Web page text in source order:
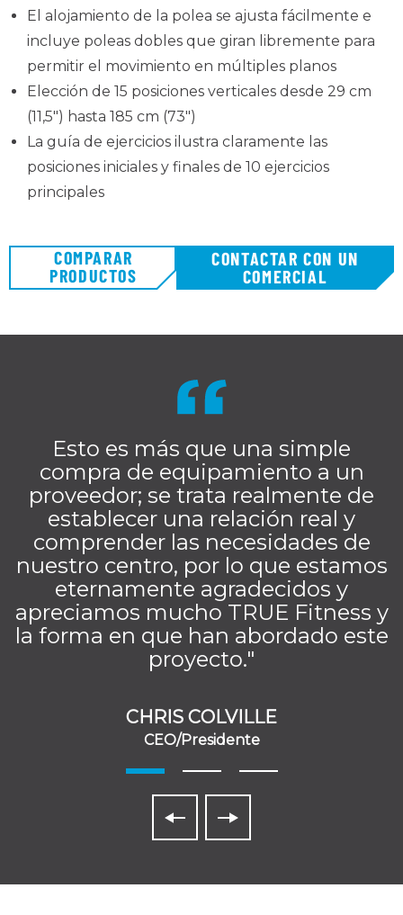
El alojamiento de la polea se ajusta fácilmente e
incluye poleas dobles que giran libremente para
permitir el movimiento en múltiples planos
Elección de 15 posiciones verticales desde 29 cm
(11,5") hasta 185 cm (73")
La guía de ejercicios ilustra claramente las
posiciones iniciales y finales de 10 ejercicios
principales
COMPARAR
PRODUCTOS
CONTACTAR CON UN
COMERCIAL
Esto es más que una simple
compra de equipamiento a un
proveedor; se trata realmente de
establecer una relación real y
comprender las necesidades de
nuestro centro, por lo que estamos
eternamente agradecidos y
apreciamos mucho TRUE Fitness y
la forma en que han abordado este
proyecto."
CHRIS COLVILLE
CEO/Presidente